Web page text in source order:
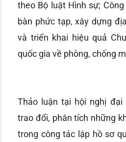
theo Bộ luật Hình sự;
bàn phức tạp, xây dựng
và triển khai hiệu quả
quốc gia về phòng, chống
Thảo luận tại hội nghị
trao đổi, phân tích những
trong công tác lập hồ sơ